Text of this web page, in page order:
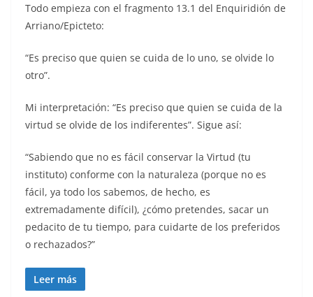
Todo empieza con el fragmento 13.1 del Enquiridión de
Arriano/Epicteto:
“Es preciso que quien se cuida de lo uno, se olvide lo
otro”.
Mi interpretación: “Es preciso que quien se cuida de la
virtud se olvide de los indiferentes”. Sigue así:
“Sabiendo que no es fácil conservar la Virtud (tu
instituto) conforme con la naturaleza (porque no es
fácil, ya todo los sabemos, de hecho, es
extremadamente difícil), ¿cómo pretendes, sacar un
pedacito de tu tiempo, para cuidarte de los preferidos
o rechazados?”
Leer más